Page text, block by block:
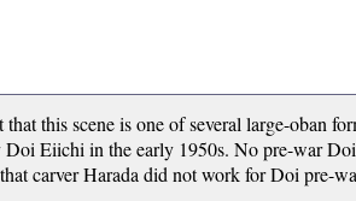
that this scene is one of several large-oban
Eiichi in the early 1950s. No pre-war
carver Harada did not work for Doi pre-